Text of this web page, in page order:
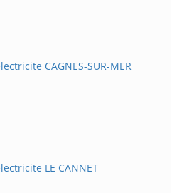
CAGNES-SUR-MER
LE CANNET